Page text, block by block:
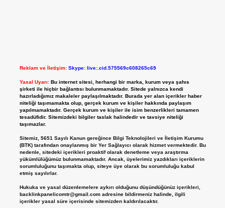
Reklam ve İletişim: Skype: live:.cid.575569c608265c69
Yasal Uyarı: Bu internet sitesi, herhangi bir marka, kurum veya şahıs
şirketi ile hiçbir bağlantısı bulunmamaktadır. Sitede yalnızca kendi
hazırladığımız makaleler paylaşılmaktadır. Burada yer alan içerikler haber
niteliği taşımamakta olup, gerçek kurum ve kişiler hakkında paylaşım
yapılmamaktadır. Gerçek kurum ve kişiler ile isim benzerlikleri tamamen
tesadüfidir. Sitemizdeki bilgiler taslak halindedir ve tavsiye niteliği
taşımazlar.
Sitemiz, 5651 Sayılı Kanun gereğince Bilgi Teknolojileri ve İletişim Kurumu
(BTK) tarafından onaylanmış bir Yer Sağlayıcı olarak hizmet vermektedir. Bu
nedenle, sitedeki içerikleri proaktif olarak denetleme veya araştırma
yükümlülüğümüz bulunmamaktadır. Ancak, üyelerimiz yazdıkları içeriklerin
sorumluluğunu taşımakta olup, siteye üye olarak bu sorumluluğu kabul
etmiş sayılırlar.
Hukuka ve yasal düzenlemelere aykırı olduğunu düşündüğünüz içerikleri,
backlinkpanelicomtr@gmail.comadresine bildirmeniz halinde, ilgili
içerikler yasal süre içerisinde sitemizden kaldırılacaktır.